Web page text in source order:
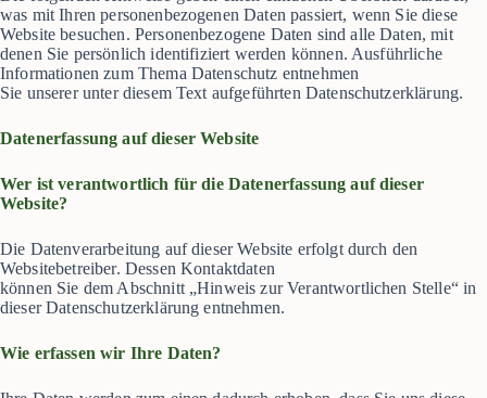
was mit Ihren personenbezogenen Daten passiert, wenn Sie diese
Website besuchen. Personenbezogene Daten sind alle Daten, mit
denen Sie persönlich identifiziert werden können. Ausführliche
Informationen zum Thema Datenschutz entnehmen
Sie unserer unter diesem Text aufgeführten Datenschutzerklärung.
Datenerfassung auf dieser Website
Wer ist verantwortlich für die Datenerfassung auf dieser
Website?
Die Datenverarbeitung auf dieser Website erfolgt durch den
Websitebetreiber. Dessen Kontaktdaten
können Sie dem Abschnitt „Hinweis zur Verantwortlichen Stelle“ in
dieser Datenschutzerklärung entnehmen.
Wie erfassen wir Ihre Daten?